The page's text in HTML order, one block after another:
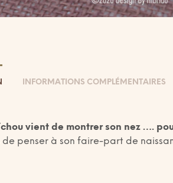
INFORMATIONS COMPLÉMENTAIRES
vient de montrer son nez ….
de penser à son faire-part de